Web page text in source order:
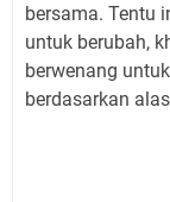
bersama. Tentu
untuk berubah,
berwenang
berdasarkan